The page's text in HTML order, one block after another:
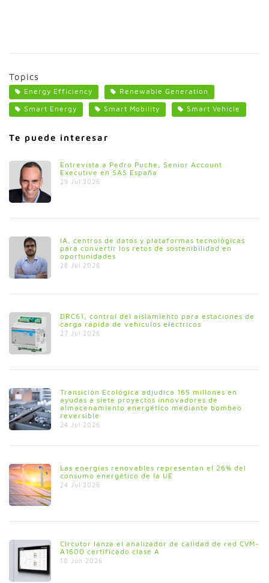
Topics
Energy Efficiency
Renewable Generation
Smart Energy
Smart Mobility Smart Vehicle
Te puede interesar
Entrevista a Pedro Puche, Senior Account
Executive en SAS España
29 Jul 2026
IA, centros de datos y plataformas tecnológicas
para convertir los retos de sostenibilidad en
oportunidades
28 Jul 2026
DRC61, control del aislamiento para estaciones de
carga rápida de vehículos eléctricos
27 Jul 2026
Transición Ecológica adjudica 165 millones en
ayudas a siete proyectos innovadores de
almacenamiento energético mediante bombeo
reversible
24 Jul 2026
Las energías renovables representan el 26% del
consumo energético de la UE
24 Jul 2026
Circutor lanza el analizador de calidad de red CVM-
A1600 certificado clase A
10 Jun 2026